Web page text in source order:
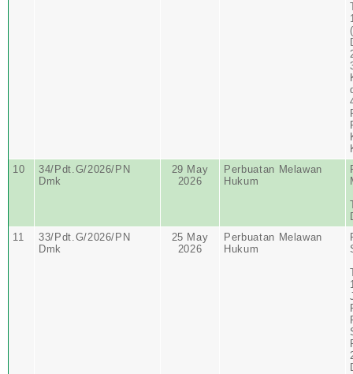
10
34/Pdt.G/2026/PN
Dmk
29 May
2026
Perbuatan Melawan
Hukum
11
33/Pdt.G/2026/PN
Dmk
25 May
2026
Perbuatan Melawan
Hukum